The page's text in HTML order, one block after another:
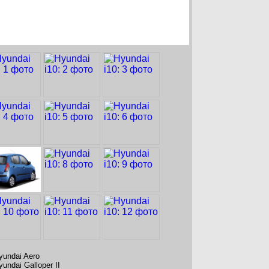
Aero
Galloper II